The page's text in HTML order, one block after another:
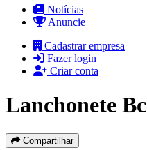
Notícias
Anuncie
Cadastrar empresa
Fazer login
Criar conta
Lanchonete Bc
Compartilhar